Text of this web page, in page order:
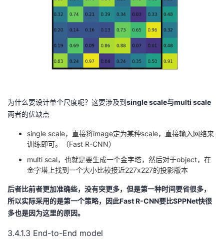
为什么要设计单个尺度呢？这要涉及到single scale与multi scale
两者的优缺点
single scale，直接将image定为某种scale，直接输入网络来
训练即可。（Fast R-CNN）
multi scal，也就是要生成一个金字塔，然后对于object，在
金字塔上找到一个大小比较接近227x227的投影版本
后者比前者更加准确些，没有突更多，但是第一种时间要省很多，
所以实际采用的是第一个策略，因此Fast R-CNN要比SPPNet快很
多也是因为这里的原因。
3.4.1.3 End-to-End model